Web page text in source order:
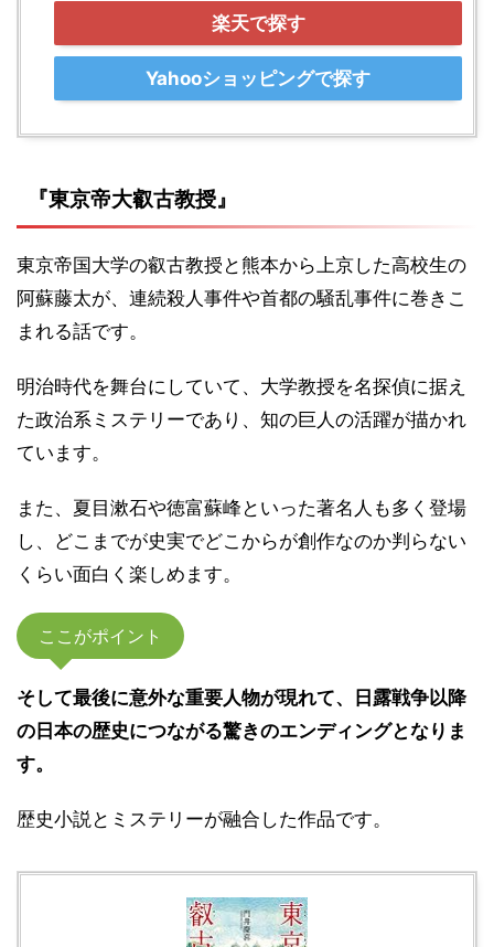
楽天で探す
Yahooショッピングで探す
『東京帝大叡古教授』
東京帝国大学の叡古教授と熊本から上京した高校生の
阿蘇藤太が、連続殺人事件や首都の騒乱事件に巻きこ
まれる話です。
明治時代を舞台にしていて、大学教授を名探偵に据え
た政治系ミステリーであり、知の巨人の活躍が描かれ
ています。
また、夏目漱石や徳富蘇峰といった著名人も多く登場
し、どこまでが史実でどこからが創作なのか判らない
くらい面白く楽しめます。
ここがポイント
そして最後に意外な重要人物が現れて、日露戦争以降
の日本の歴史につながる驚きのエンディングとなりま
す。
歴史小説とミステリーが融合した作品です。